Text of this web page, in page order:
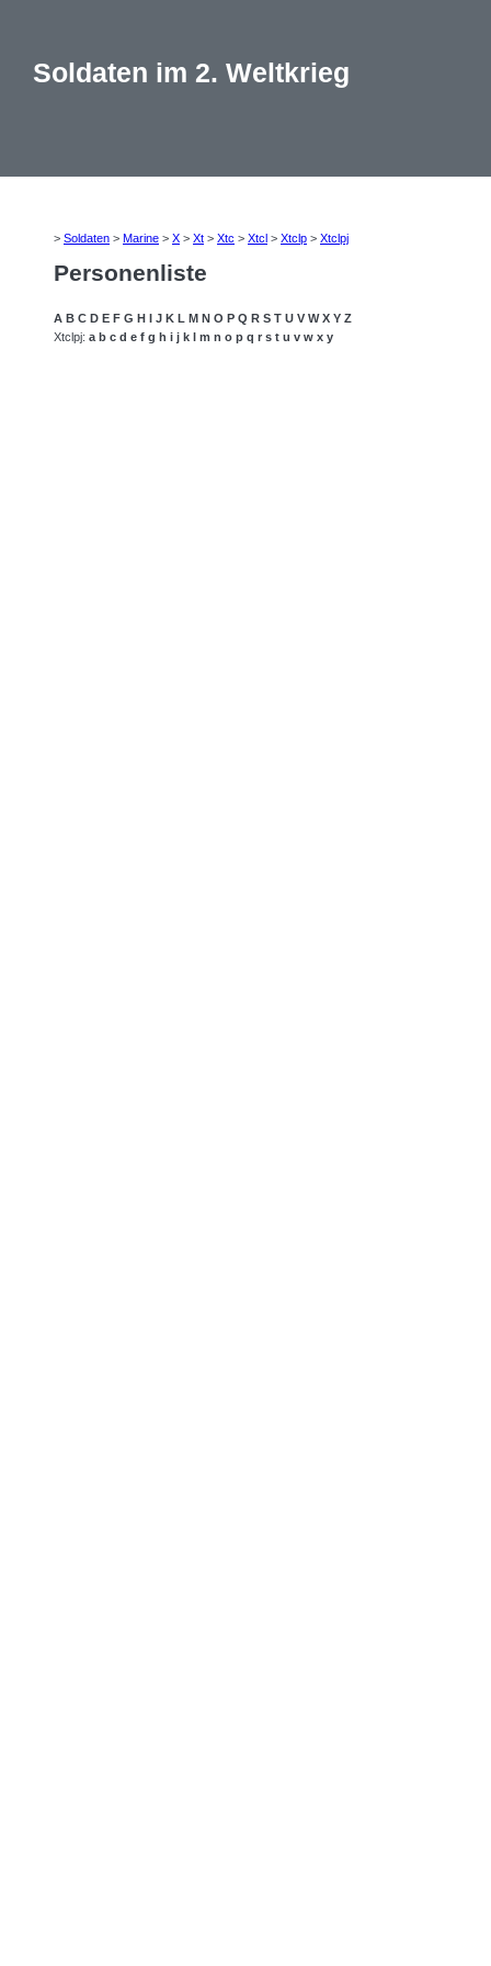
Soldaten im 2. Weltkrieg
> Soldaten > Marine > X > Xt > Xtc > Xtcl > Xtclp > Xtclpj
Personenliste
A B C D E F G H I J K L M N O P Q R S T U V W X Y Z
Xtclpj: a b c d e f g h i j k l m n o p q r s t u v w x y